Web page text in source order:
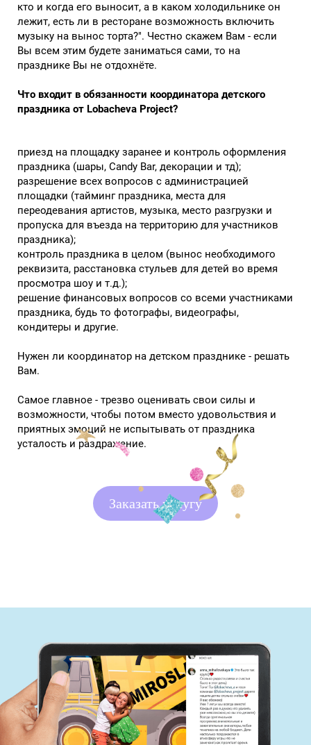
кто и когда его выносит, а в каком холодильнике он
лежит, есть ли в ресторане возможность включить
музыку на вынос торта?". Честно скажем Вам - если
Вы всем этим будете заниматься сами, то на
празднике Вы не отдохнёте.
Что входит в обязанности координатора детского
праздника от Lobacheva Project?
приезд на площадку заранее и контроль оформления
праздника (шары, Candy Bar, декорации и тд);
разрешение всех вопросов с администрацией
площадки (тайминг праздника, места для
переодевания артистов, музыка, место разгрузки и
пропуска для въезда на территорию для участников
праздника);
контроль праздника в целом (вынос необходимого
реквизита, расстановка стульев для детей во время
просмотра шоу и т.д.);
решение финансовых вопросов со всеми участниками
праздника, будь то фотографы, видеографы,
кондитеры и другие.
Нужен ли координатор на детском празднике - решать
Вам.
Самое главное - трезво оценивать свои силы и
возможности, чтобы потом вместо удовольствия и
приятных эмоций не испытывать от праздника
усталость и раздражение.
Заказать услугу